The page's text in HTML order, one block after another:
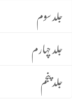
جلد سوم
جلد چہارم
جلد پنجم